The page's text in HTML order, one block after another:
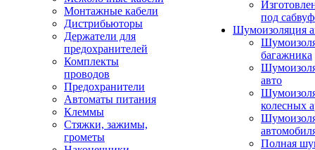
Монтажные кабели
Дистрибьюторы
Держатели для
предохранителей
Комплекты
проводов
Предохранители
Автоматы питания
Клеммы
Стяжки, зажимы,
грометы
под
Шумоизоляция
багажника
авто
колесных
Полная